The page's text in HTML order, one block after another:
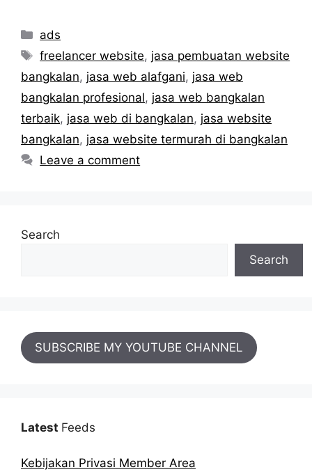
Categories
ads
Tags
freelancer website, jasa pembuatan website
bangkalan, jasa web alafgani, jasa web
bangkalan profesional, jasa web bangkalan
terbaik, jasa web di bangkalan, jasa website
bangkalan, jasa website termurah di bangkalan
Leave a comment
Search
Search
SUBSCRIBE MY YOUTUBE CHANNEL
Latest Feeds
Kebijakan Privasi Member Area